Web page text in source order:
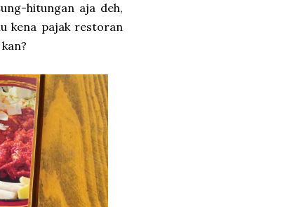
hitungan aja deh,
kena pajak restoran